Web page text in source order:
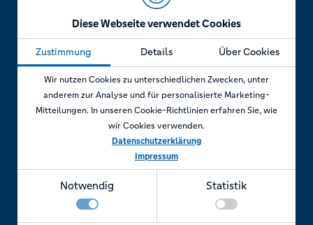
Diese Webseite verwendet Cookies
Zustimmung Details Über Cookies
Wir nutzen Cookies zu unterschiedlichen Zwecken, unter
anderem zur Analyse und für personalisierte Marketing-
Mitteilungen. In unseren Cookie-Richtlinien erfahren Sie, wie
wir Cookies verwenden.
Datenschutzerklärung
Impressum
Notwendig Statistik
Jetzt Termin vereinbaren!
Telefonisch
+49 7841 69 11880